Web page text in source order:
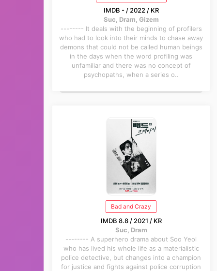
IMDB - / 2022 / KR
Suc, Dram, Gizem
-------- It deals with the beginning of profilers
who had to look into their minds to chase away
demons that could not be called human beings
in the days when the word profiling was
unfamiliar and there was no concept of
psychopaths, when a series o..
Bad and Crazy
IMDB 8.8 / 2021 / KR
Suc, Dram
-------- A superhero drama about Soo Yeol
who has lived his whole life as a materialistic
police detective, but changes into a champion
for justice and fights against police corruption